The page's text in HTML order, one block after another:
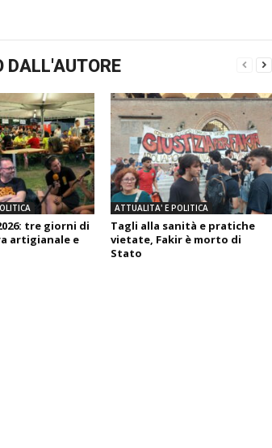
DALL'AUTORE
tre giorni di
artigianale e
ATTUALITA' E POLITICA
Tagli alla sanità e pratiche
vietate, Fakir è morto di
Stato